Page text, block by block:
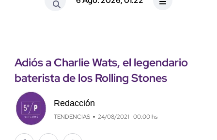
Adiós a Charlie Wats, el legendario
baterista de los Rolling Stones
Redacción
TENDENCIAS 24/08/2021 · 00:00 hs